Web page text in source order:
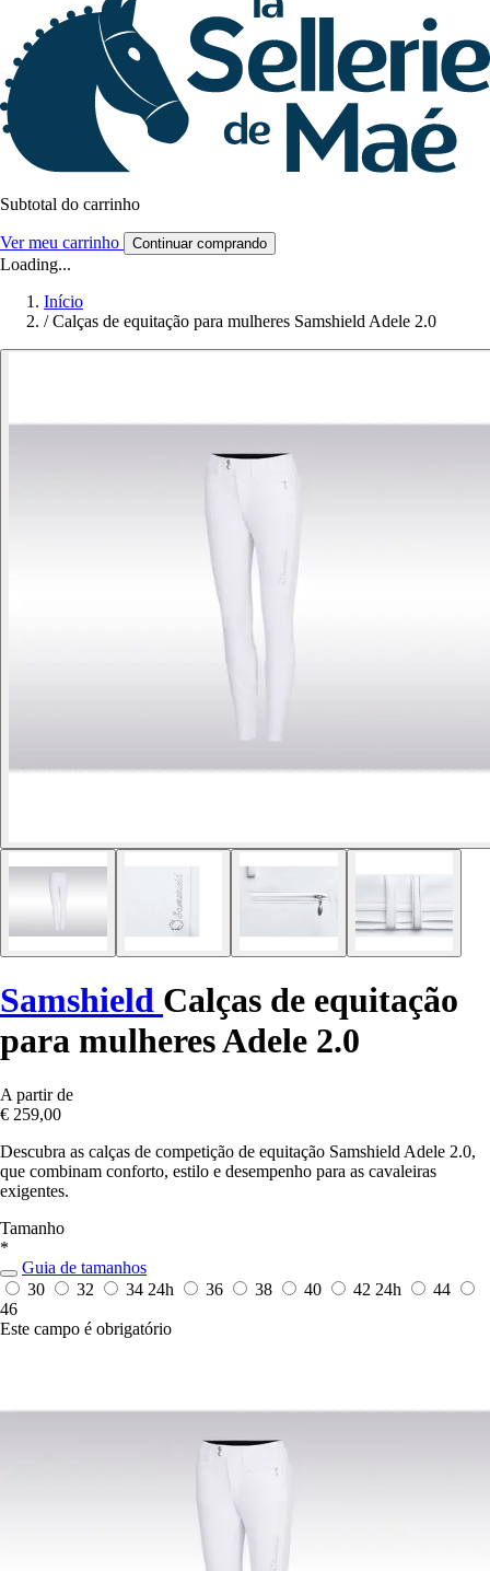
Subtotal do carrinho
Ver meu carrinho Continuar comprando
Loading...
Início
/ Calças de equitação para mulheres Samshield Adele 2.0
Samshield Calças de equitação
para mulheres Adele 2.0
A partir de
€ 259,00
Descubra as calças de competição de equitação Samshield Adele 2.0,
que combinam conforto, estilo e desempenho para as cavaleiras
exigentes.
Tamanho
*
Guia de tamanhos
30
32 34 24h 36 38 40 42 24h
44
46
Este campo é obrigatório